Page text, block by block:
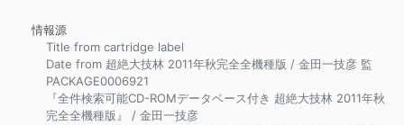
情報源
Title from cartridge label
Date from 超絶大技林 2011年秋完全全機種版 / 金田一技彦 監
PACKAGE0006921
『全件検索可能CD-ROMデータベース付き 超絶大技林 2011年秋
完全全機種版』 / 金田一技彦